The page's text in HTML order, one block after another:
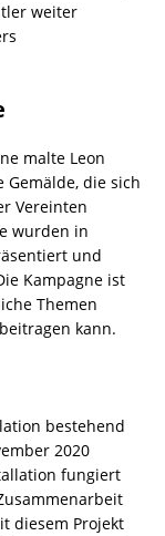
weiter
malte Leon
die sich
Vereinten
wurden in
und
Kampagne ist
Themen
kann.
bestehend
2020
fungiert
diesem Projekt